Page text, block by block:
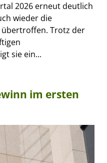
2026 erneut deutlich
wieder die
übertroffen. Trotz der
sie ein...
im ersten